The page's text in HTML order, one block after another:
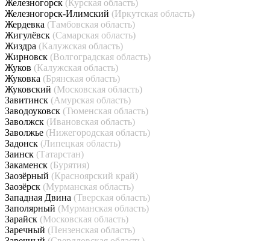
Железногорск (Курская область)
Железногорск-Илимский (Иркутская область)
Жердевка (Тамбовская область)
Жигулёвск (Самарская область)
Жиздра (Калужская область)
Жирновск (Волгоградская область)
Жуков (Калужская область)
Жуковка (Брянская область)
Жуковский (Московская область)
Завитинск (Амурская область)
Заводоуковск (Тюменская область)
Заволжск (Ивановская область)
Заволжье (Нижегородская область)
Задонск (Липецкая область)
Заинск (Татарстан)
Закаменск (Бурятия)
Заозёрный (Красноярский край)
Заозёрск (Мурманская область)
Западная Двина (Тверская область)
Заполярный (Мурманская область)
Зарайск (Московская область)
Заречный (Пензенская область)